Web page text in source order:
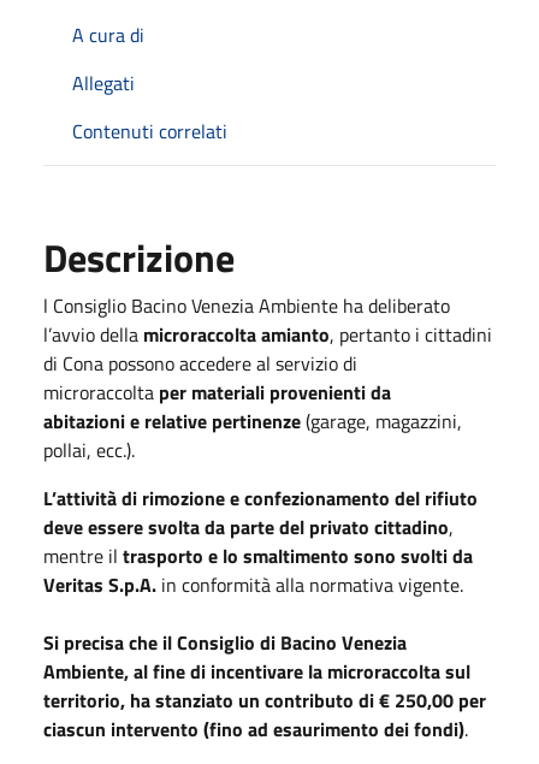
A cura di
Allegati
Contenuti correlati
Descrizione
l Consiglio Bacino Venezia Ambiente ha deliberato
l’avvio della microraccolta amianto, pertanto i cittadini
di Cona possono accedere al servizio di
microraccolta per materiali provenienti da
abitazioni e relative pertinenze(garage, magazzini,
pollai, ecc.).
L’attività di rimozione e confezionamento del rifiuto
deve essere svolta da parte del privato cittadino,
mentre il trasporto e lo smaltimento sono svolti da
Veritas S.p.A. in conformità alla normativa vigente.
Si precisa che il Consiglio di Bacino Venezia
Ambiente, al fine di incentivare la microraccolta sul
territorio, ha stanziato un contributo di € 250,00 per
ciascun intervento (fino ad esaurimento dei fondi).